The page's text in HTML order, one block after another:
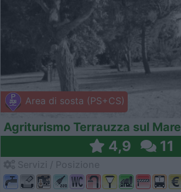
Area di sosta (PS+CS)
Agriturismo Terrauzza sul Mare
4,9 11